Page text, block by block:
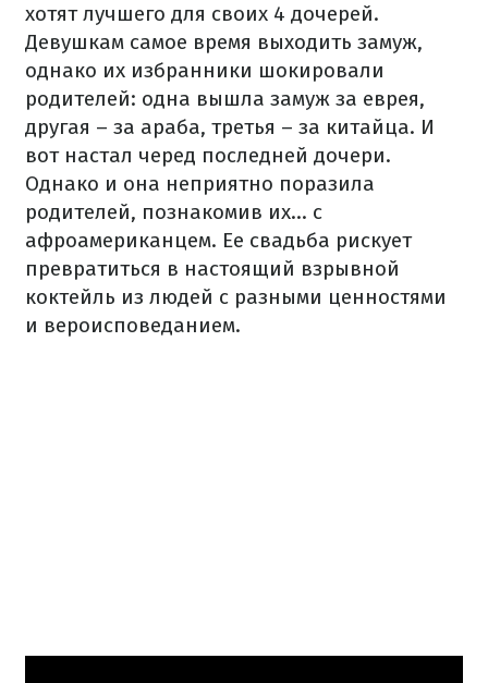
хотят лучшего для своих 4 дочерей.
Девушкам самое время выходить замуж,
однако их избранники шокировали
родителей: одна вышла замуж за еврея,
другая – за араба, третья – за китайца. И
вот настал черед последней дочери.
Однако и она неприятно поразила
родителей, познакомив их... с
афроамериканцем. Ее свадьба рискует
превратиться в настоящий взрывной
коктейль из людей с разными ценностями
и вероисповеданием.